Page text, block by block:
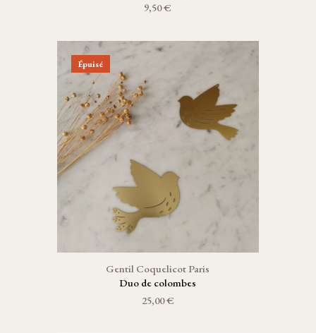
9,50 €
Épuisé
Gentil Coquelicot Paris
Duo de colombes
25,00 €